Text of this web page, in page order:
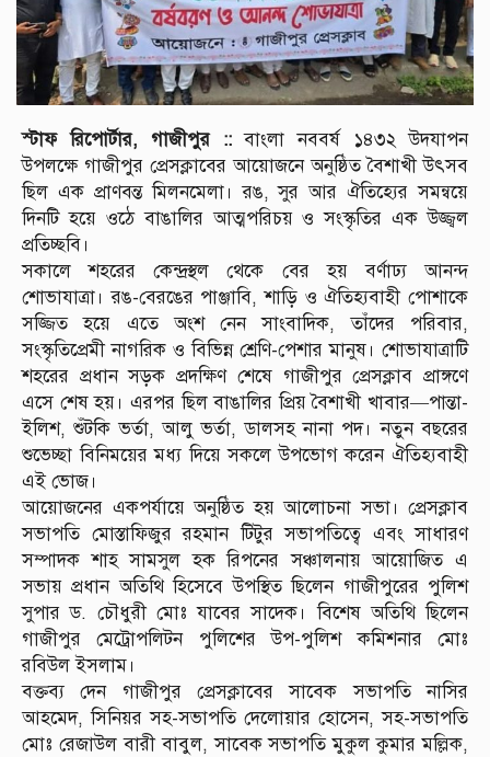
স্টাফ রিপোর্টার, গাজীপুর ::বাংলা নববর্ষ ১৪৩২ উদযাপন
উপলক্ষে গাজীপুর প্রেসক্লাবের আয়োজনে অনুষ্ঠিত বৈশাখী উৎসব
ছিল এক প্রাণবন্ত মিলনমেলা। রঙ, সুর আর ঐতিহ্যের সমন্বয়ে
দিনটি হয়ে ওঠে বাঙালির আত্মপরিচয় ও সংস্কৃতির এক উজ্জ্বল
প্রতিচ্ছবি।
সকালে শহরের কেন্দ্রস্থল থেকে বের হয় বর্ণাঢ্য আনন্দ
শোভাযাত্রা। রঙ-বেরঙের পাঞ্জাবি, শাড়ি ও ঐতিহ্যবাহী পোশাকে
সজ্জিত হয়ে এতে অংশ নেন সাংবাদিক, তাঁদের পরিবার,
সংস্কৃতিপ্রেমী নাগরিক ও বিভিন্ন শ্রেণি-পেশার মানুষ। শোভাযাত্রাটি
শহরের প্রধান সড়ক প্রদক্ষিণ শেষে গাজীপুর প্রেসক্লাব প্রাঙ্গণে
এসে শেষ হয়। এরপর ছিল বাঙালির প্রিয় বৈশাখী খাবার—পান্তা-
ইলিশ, শুঁটকি ভর্তা, আলু ভর্তা, ডালসহ নানা পদ। নতুন বছরের
শুভেচ্ছা বিনিময়ের মধ্য দিয়ে সকলে উপভোগ করেন ঐতিহ্যবাহী
এই ভোজ।
আয়োজনের একপর্যায়ে অনুষ্ঠিত হয় আলোচনা সভা। প্রেসক্লাব
সভাপতি মোস্তাফিজুর রহমান টিটুর সভাপতিত্বে এবং সাধারণ
সম্পাদক শাহ সামসুল হক রিপনের সঞ্চালনায় আয়োজিত এ
সভায় প্রধান অতিথি হিসেবে উপস্থিত ছিলেন গাজীপুরের পুলিশ
সুপার ড. চৌধুরী মোঃ যাবের সাদেক। বিশেষ অতিথি ছিলেন
গাজীপুর মেট্রোপলিটন পুলিশের উপ-পুলিশ কমিশনার মোঃ
রবিউল ইসলাম।
বক্তব্য দেন গাজীপুর প্রেসক্লাবের সাবেক সভাপতি নাসির
আহমেদ, সিনিয়র সহ-সভাপতি দেলোয়ার হোসেন, সহ-সভাপতি
মোঃ রেজাউল বারী বাবুল, সাবেক সভাপতি মুকুল কুমার মল্লিক,